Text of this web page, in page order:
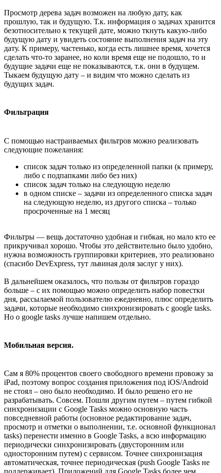
Просмотр дерева задач возможен на любую дату, как
прошлую, так и будущую. Т.к. информация о задачах хранится
безотносительно к текущей дате, можно ткнуть какую-либо
будущую дату и увидеть состояние выполнения задач на эту
дату. К примеру, частенько, когда есть лишнее время, хочется
сделать что-то заранее, но коли время еще не подошло, то и
будущие задачи еще не показываются, т.к. они в будущем.
Тыкаем будущую дату – и видим что можно сделать из
будущих задач.
Фильтрация
С помощью настраиваемых фильтров можно реализовать
следующие пожелания:
список задач только из определенной папки (к примеру,
либо с подпапками либо без них)
список задач только на следующую неделю
в одном списке – задачи из определенного списка задач
на следующую неделю, из другого списка – только
просроченные на 1 месяц
Фильтры — вещь достаточно удобная и гибкая, но мало кто ее
прикручивал хорошо. Чтобы это действительно было удобно,
нужна возможность группировки критериев, это реализовано
(спасибо DevExpress, тут львиная доля заслуг у них).
В дальнейшем оказалось, что пользы от фильтров гораздо
больше – с их помощью можно определить набор повестки
дня, рассылаемой пользователю ежедневно, плюс определить
задачи, которые необходимо синхронизировать с google tasks.
Но о google tasks лучше напишем отдельно.
Мобильная версия.
Сам я 80% процентов своего свободного времени провожу за
iPad, поэтому вопрос создания приложения под iOS/Android
не стоял – оно было необходимо. И было решено его не
разрабатывать. Совсем. Пошли другим путем – путем гибкой
синхронизации с Google Tasks можно основную часть
повседневной работы (основное редактирование задач,
просмотр и отметки о выполнении, т.е. основной функционал
tasks) перенести именно в Google Tasks, а всю информацию
периодически синхронизировать (двусторонним или
односторонним путем) с сервисом. Точнее синхронизация
автоматическая, точнее периодическая (push Google Tasks не